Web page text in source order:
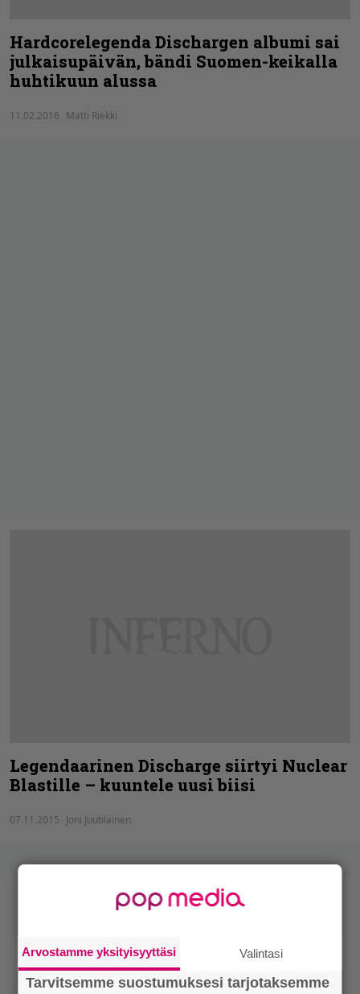
Hardcorelegenda Dischargen albumi sai
julkaisupäivän, bändi Suomen-keikalla
huhtikuun alussa
11.02.2016 Matti Riekki
Legendaarinen Discharge siirtyi Nuclear
Blastille – kuuntele uusi biisi
07.11.2015 Joni Juutilainen
Arvostamme yksityisyyttäsi Valintasi
Tarvitsemme suostumuksesi tarjotaksemme